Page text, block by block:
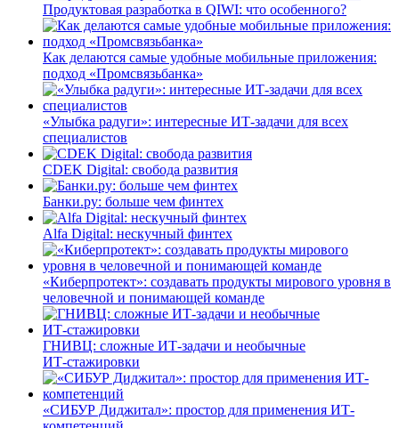
Продуктовая разработка в QIWI: что особенного?
Как делаются самые удобные мобильные приложения:
подход «Промсвязьбанка»
«Улыбка радуги»: интересные ИТ-задачи для всех
специалистов
CDEK Digital: свобода развития
Банки.ру: больше чем финтех
Alfa Digital: нескучный финтех
«Киберпротект»: создавать продукты мирового уровня в
человечной и понимающей команде
ГНИВЦ: сложные ИТ‑задачи и необычные
ИТ‑стажировки
«СИБУР Диджитал»: простор для применения ИТ-